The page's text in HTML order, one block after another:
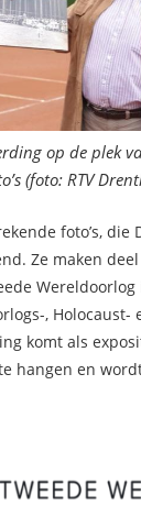
op de plek
(foto: RTV
foto’s,
Ze maken
Wereldoorlog
, Holocaust-
komt als
hangen en